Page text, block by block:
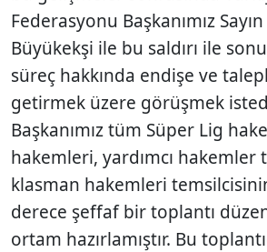
Federasyonu Başkanımız
Büyükekşi ile bu saldırı ile
süreç hakkında endişe ve
getirmek üzere görüşmek
Başkanımız tüm Süper Lig
hakemleri, yardımcı hakemler
klasman hakemleri
derece şeffaf bir toplantı
ortam hazırlamıştır. Bu